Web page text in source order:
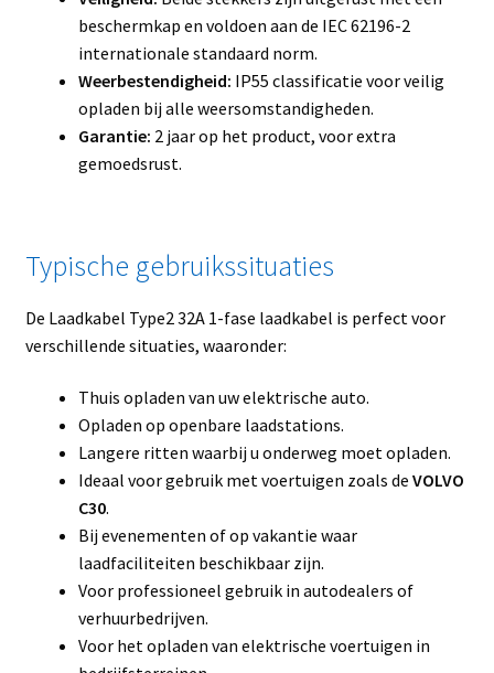
beschermkap en voldoen aan de IEC 62196-2
internationale standaard norm.
Weerbestendigheid: IP55 classificatie voor veilig
opladen bij alle weersomstandigheden.
Garantie: 2 jaar op het product, voor extra
gemoedsrust.
Typische gebruikssituaties
De Laadkabel Type2 32A 1-fase laadkabel is perfect voor
verschillende situaties, waaronder:
Thuis opladen van uw elektrische auto.
Opladen op openbare laadstations.
Langere ritten waarbij u onderweg moet opladen.
Ideaal voor gebruik met voertuigen zoals de VOLVO
C30.
Bij evenementen of op vakantie waar
laadfaciliteiten beschikbaar zijn.
Voor professioneel gebruik in autodealers of
verhuurbedrijven.
Voor het opladen van elektrische voertuigen in